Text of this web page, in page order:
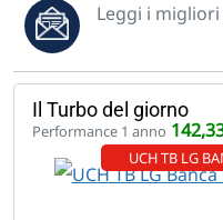
Leggi i
Il Turbo del giorno
Performance 1 anno
UCH TB LG